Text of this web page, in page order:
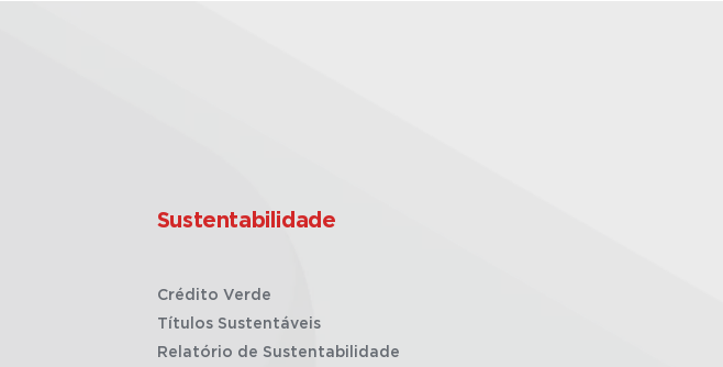
Sustentabilidade
Crédito Verde
Títulos Sustentáveis
Relatório de Sustentabilidade